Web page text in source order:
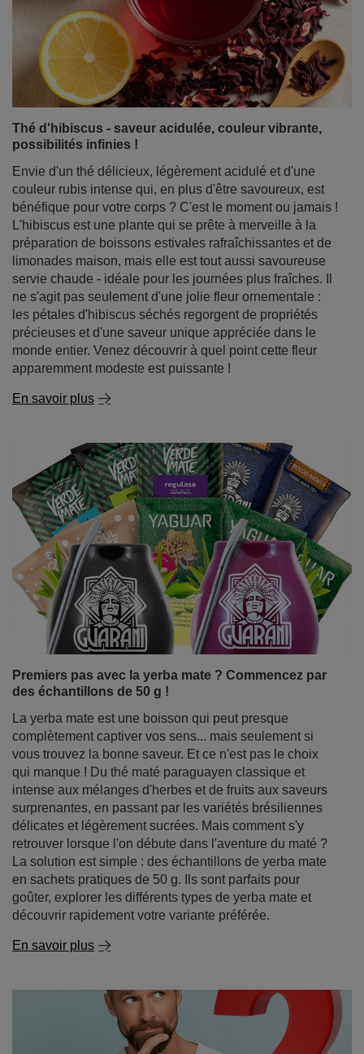
Thé d'hibiscus - saveur acidulée, couleur vibrante,
possibilités infinies !
Envie d'un thé délicieux, légèrement acidulé et d'une
couleur rubis intense qui, en plus d'être savoureux, est
bénéfique pour votre corps ? C'est le moment ou jamais !
L'hibiscus est une plante qui se prête à merveille à la
préparation de boissons estivales rafraîchissantes et de
limonades maison, mais elle est tout aussi savoureuse
servie chaude - idéale pour les journées plus fraîches. Il
ne s'agit pas seulement d'une jolie fleur ornementale :
les pétales d'hibiscus séchés regorgent de propriétés
précieuses et d'une saveur unique appréciée dans le
monde entier. Venez découvrir à quel point cette fleur
apparemment modeste est puissante !
En savoir plus
Premiers pas avec la yerba mate ? Commencez par
des échantillons de 50 g !
La yerba mate est une boisson qui peut presque
complètement captiver vos sens... mais seulement si
vous trouvez la bonne saveur. Et ce n'est pas le choix
qui manque ! Du thé maté paraguayen classique et
intense aux mélanges d'herbes et de fruits aux saveurs
surprenantes, en passant par les variétés brésiliennes
délicates et légèrement sucrées. Mais comment s'y
retrouver lorsque l'on débute dans l'aventure du maté ?
La solution est simple : des échantillons de yerba mate
en sachets pratiques de 50 g. Ils sont parfaits pour
goûter, explorer les différents types de yerba mate et
découvrir rapidement votre variante préférée.
En savoir plus